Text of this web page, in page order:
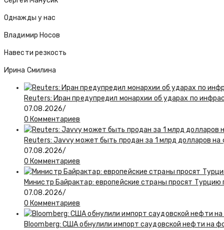
Однажды у нас
Владимир Носов
Навести резкость
Ирина Смилина
Reuters: Иран предупредил монархии об ударах по
07.08.2026/
0 Комментариев
Reuters: Javvy может быть продан за 1 млрд долларов на
07.08.2026/
0 Комментариев
Министр Байрактар: европейские страны просят Турцию
07.08.2026/
0 Комментариев
Bloomberg: США обнулили импорт саудовской нефти на